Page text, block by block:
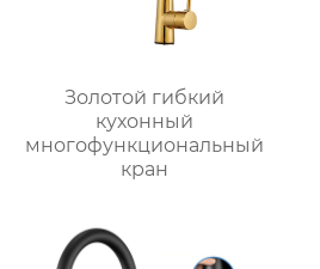
Золотой гибкий
кухонный
многофункциональный
кран